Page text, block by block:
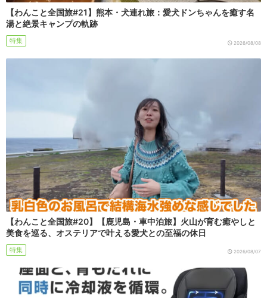
【わんこと全国旅#21】熊本・犬連れ旅：愛犬ドンちゃんを癒す名
湯と絶景キャンプの軌跡
特集 2026/08/08
【わんこと全国旅#20】【鹿児島・車中泊旅】火山が育む癒やしと
美食を巡る、オステリアで叶える愛犬との至福の休日
特集 2026/08/07